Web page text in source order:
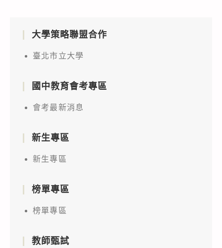
大學策略聯盟合作
臺北市立大學
國中教育會考專區
會考最新消息
新生專區
新生專區
榜單專區
榜單專區
教師甄試